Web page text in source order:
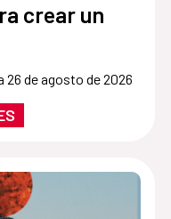
crear un
26 de agosto de 2026